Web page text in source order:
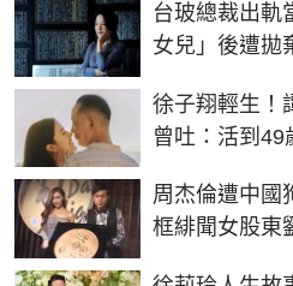
台玻總裁出軌
女兒」後遭
徐子翔輕生
曾吐：活到49
周杰倫遭中國
框緋聞女股東